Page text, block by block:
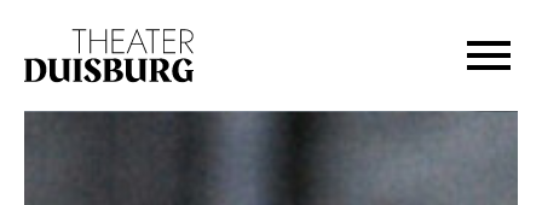
Zur Hauptnavigation springen
Zum Footer springen